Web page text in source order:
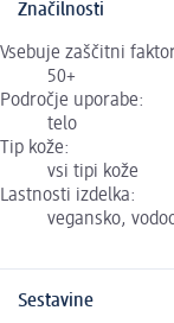
Značilnosti
Vsebuje zaščitni
50+
Področje uporabe:
telo
Tip kože:
vsi tipi kože
Lastnosti izdelka:
vegansko,
Sestavine